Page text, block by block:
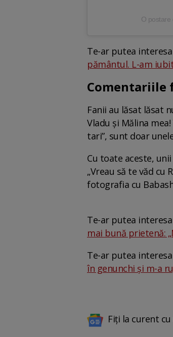
O postare
Te-ar putea
pământul. L-am
Comentariile
Fanii au lăsat lăsat
Vladu și Mălina
tari”, sunt doar
Cu toate aceste,
„Vreau să te văd cu
fotografia cu
Te-ar putea
mai bună prietenă:
Te-ar putea
în genunchi și m-a
Fiți la curent